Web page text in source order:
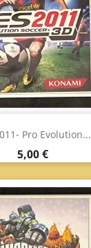
Pro Evolution...
Prezzo
5,00 €